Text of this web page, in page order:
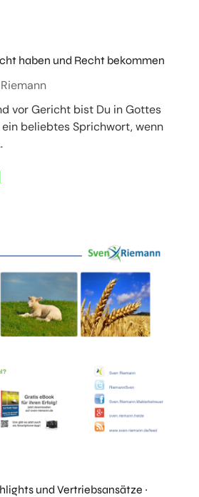
haben und Recht bekommen
vor Gericht bist Du in Gottes
ein beliebtes Sprichwort, wenn
und Vertriebsansätze ~